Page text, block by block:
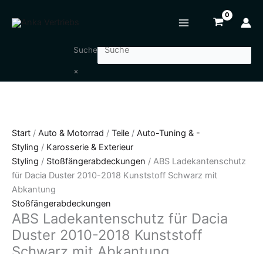
Inhalt
Suche
×
Start / Auto & Motorrad / Teile / Auto-Tuning & -
Styling / Karosserie & Exterieur
Styling / Stoßfängerabdeckungen / ABS Ladekantenschutz
für Dacia Duster 2010-2018 Kunststoff Schwarz mit
Abkantung
Stoßfängerabdeckungen
ABS Ladekantenschutz für Dacia
Duster 2010-2018 Kunststoff
Ladekantenschutz
mit
Abkantung
Menge